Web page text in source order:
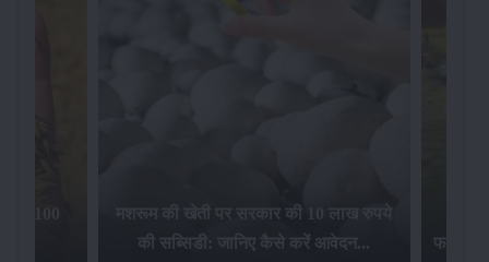
मशरूम की खेती पर सरकार की 10 लाख रुपये
की सब्सिडी: जानिए कैसे करें आवेदन...
फसल